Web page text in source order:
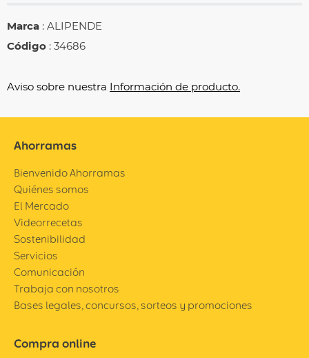
Marca : ALIPENDE
Código : 34686
Aviso sobre nuestra Información de producto.
Ahorramas
Bienvenido Ahorramas
Quiénes somos
El Mercado
Videorrecetas
Sostenibilidad
Servicios
Comunicación
Trabaja con nosotros
Bases legales, concursos, sorteos y promociones
Compra online